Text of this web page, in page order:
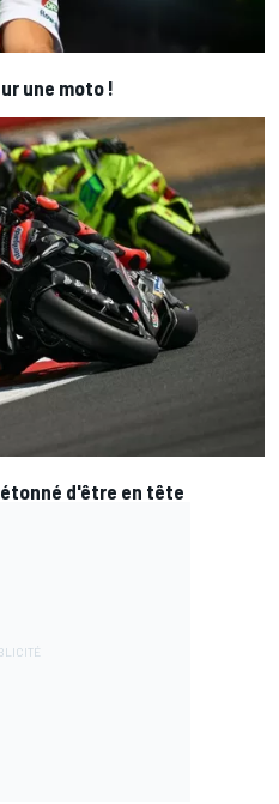
une moto !
d'être en tête